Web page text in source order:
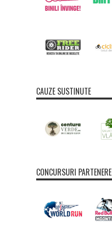
CAUZE SUSTINUTE
CONCURSURI PARTENERE